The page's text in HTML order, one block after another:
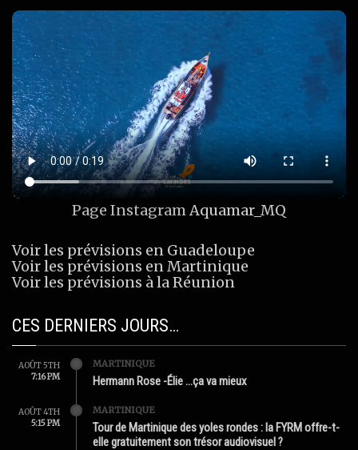
Page Instagram Aquamar_MQ
Voir les prévisions en Guadeloupe
Voir les prévisions en Martinique
Voir les prévisions à la Réunion
CES DERNIERS JOURS…
AOÛT 5TH
7:16 PM
MARTINIQUE
Hermann Rose -Élie …ça va mieux
AOÛT 4TH
5:15 PM
MARTINIQUE
Tour de Martinique des yoles rondes : la FYRM offre-t-
elle gratuitement son trésor audiovisuel ?